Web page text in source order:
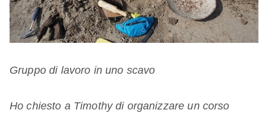
Gruppo di lavoro in uno scavo
Ho chiesto a Timothy di organizzare un corso